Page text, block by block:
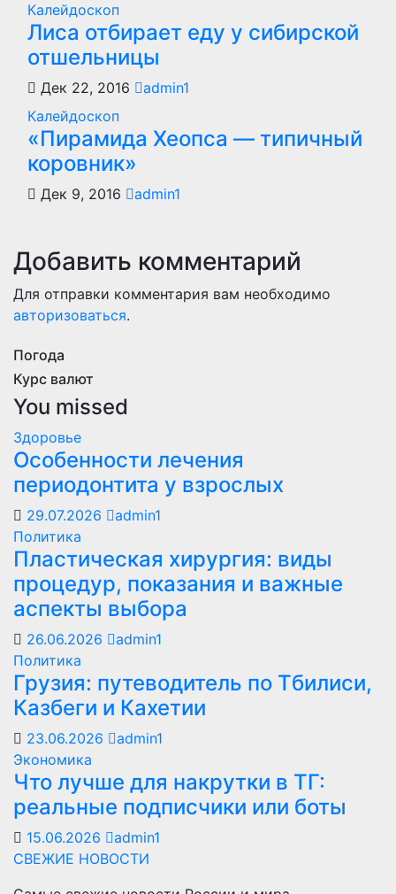
Калейдоскоп
Лиса отбирает еду у сибирской
отшельницы
Дек 22, 2016
admin1
Калейдоскоп
«Пирамида Хеопса — типичный
коровник»
Дек 9, 2016 admin1
Добавить комментарий
Для отправки комментария вам необходимо
авторизоваться.
Погода
Курс валют
You missed
Здоровье
Особенности лечения
периодонтита у взрослых
29.07.2026
admin1
Политика
Пластическая хирургия: виды
процедур, показания и важные
аспекты выбора
26.06.2026
admin1
Политика
Грузия: путеводитель по Тбилиси,
Казбеги и Кахетии
23.06.2026
admin1
Экономика
Что лучше для накрутки в ТГ:
реальные подписчики или боты
15.06.2026
admin1
СВЕЖИЕ НОВОСТИ